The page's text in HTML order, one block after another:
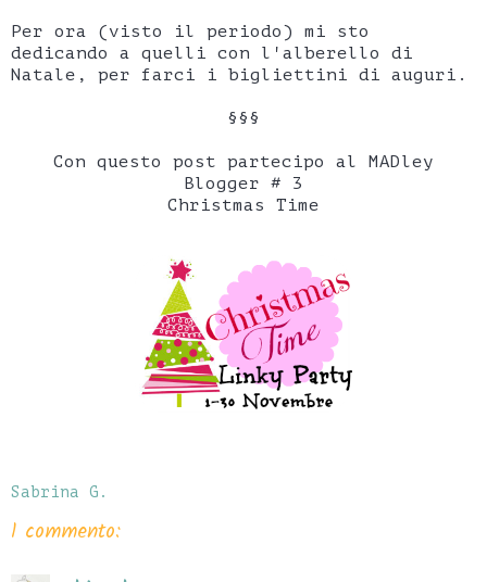
Per ora (visto il periodo) mi sto
dedicando a quelli con l'alberello di
Natale, per farci i bigliettini di auguri.
§§§
Con questo post partecipo al MADley
Blogger # 3
Christmas Time
Sabrina G.
1 commento: